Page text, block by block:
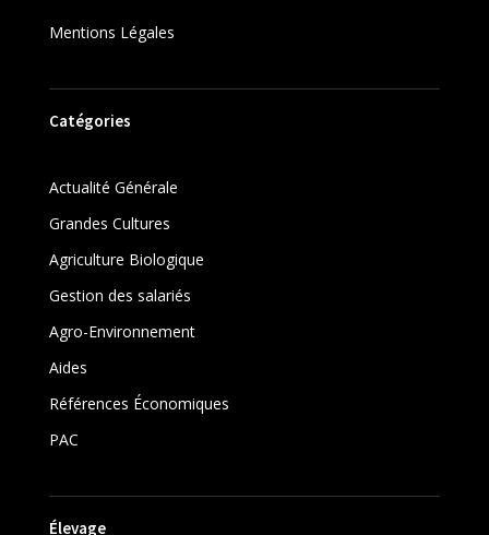
Mentions Légales
Catégories
Actualité Générale
Grandes Cultures
Agriculture Biologique
Gestion des salariés
Agro-Environnement
Aides
Références Économiques
PAC
Élevage